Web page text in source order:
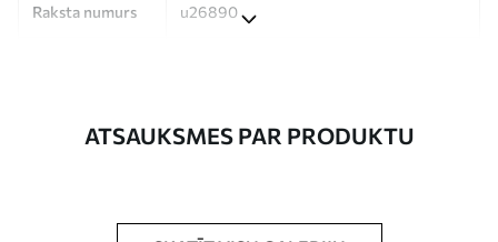
Raksta numurs u26890
ATSAUKSMES PAR PRODUKTU